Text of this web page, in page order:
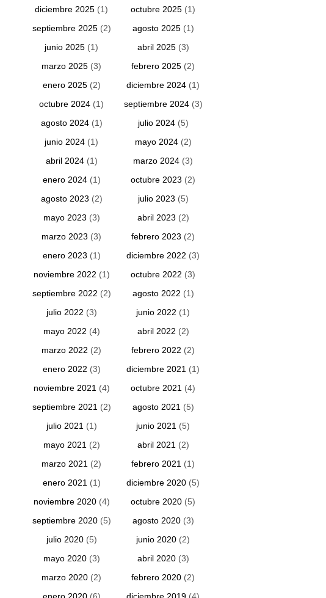
diciembre 2025 (1) octubre 2025 (1)
septiembre 2025(2) agosto 2025(1)
junio 2025 (1) abril 2025(3)
marzo 2025 (3) febrero 2025 (2)
enero 2025(2) diciembre 2024 (1)
octubre 2024 (1) septiembre 2024(3)
agosto 2024(1) julio 2024(5)
junio 2024 (1) mayo 2024(2)
abril 2024(1) marzo 2024 (3)
enero 2024(1) octubre 2023 (2)
agosto 2023 (2) julio 2023 (5)
mayo 2023 (3) abril 2023 (2)
marzo 2023 (3) febrero 2023 (2)
enero 2023 (1) diciembre 2022 (3)
noviembre 2022 (1) octubre 2022 (3)
septiembre 2022 (2) agosto 2022 (1)
julio 2022 (3) junio 2022 (1)
mayo 2022 (4) abril 2022 (2)
marzo 2022 (2) febrero 2022 (2)
enero 2022 (3) diciembre 2021 (1)
noviembre 2021 (4) octubre 2021 (4)
septiembre 2021 (2) agosto 2021 (5)
julio 2021 (1) junio 2021 (5)
mayo 2021 (2) abril 2021 (2)
marzo 2021 (2) febrero 2021 (1)
enero 2021 (1) diciembre 2020 (5)
noviembre 2020(4) octubre 2020 (5)
septiembre 2020(5) agosto 2020(3)
julio 2020(5) junio 2020 (2)
mayo 2020(3) abril 2020(3)
marzo 2020 (2) febrero 2020 (2)